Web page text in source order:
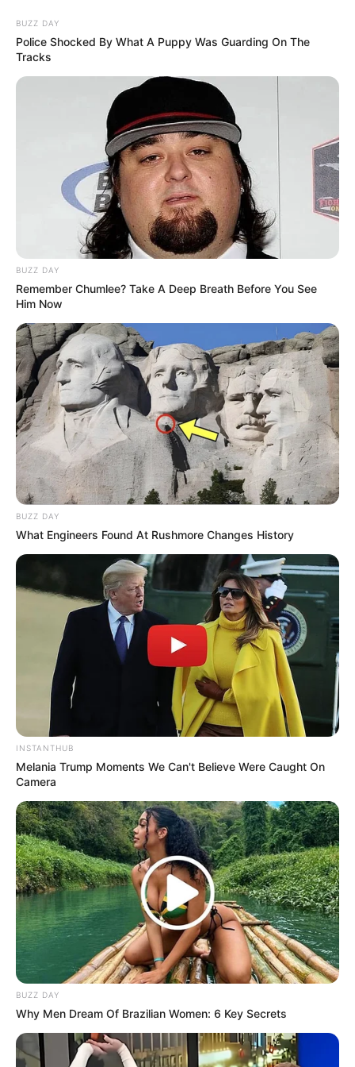
HOME
SELEBRITI
6 Artis Beda Generasi Ini Punya
BUZZ DAY
Police Shocked By What A Puppy Was Guarding On The
Tracks
BUZZ DAY
Remember Chumlee? Take A Deep Breath Before You See
Him Now
BUZZ DAY
What Engineers Found At Rushmore Changes History
INSTANTHUB
Melania Trump Moments We Can't Believe Were Caught On
Camera
BUZZ DAY
Why Men Dream Of Brazilian Women: 6 Key Secrets